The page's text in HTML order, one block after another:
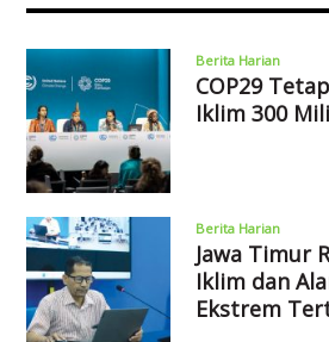
Berita Harian
COP29
Iklim 300
Berita Harian
Jawa Timur
Iklim dan
Ekstrem